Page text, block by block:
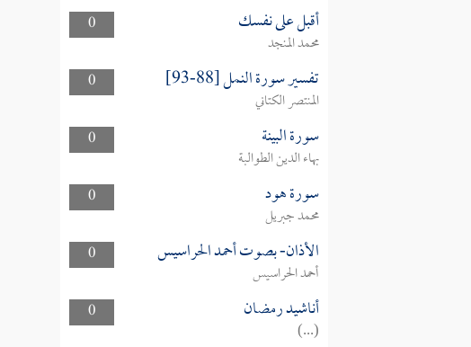
0 أقبل على نفسك
محمد المنجد
0
تفسير سورة النمل [88-93]
المنتصر الكتاني
0
سورة البينة
بهاء الدين الطوالبة
0
سورة هود
محمد جبريل
0
الأذان- بصوت أحمد الحراسيس
أحمد الحراسيس
0
أناشيد رمضان
(...)